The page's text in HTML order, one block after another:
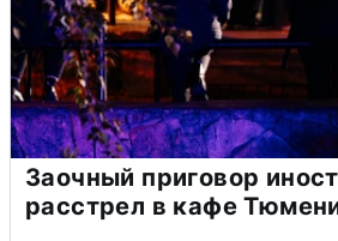
Заочный приговор
расстрел в кафе